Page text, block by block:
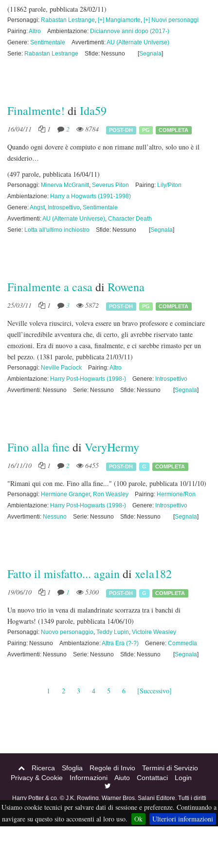
(11862 parole, pubblicata 28/02/11)
Personaggi: Rabastan Lestrange, [+] Mangiamorte, [+] Nuovi personaggi
Pairing:Altro Ambientazione: Diciannove anni dopo (2017-)
Genere: Sentimentale Avvertimenti:AU (Alternate Universe)
Serie: Rabastan Lestrange Sfide: Nessuno [Segnala]
Finalmente! di Ida59
16/04/11 1 2 8784 POST-DH PG COMPLETA
Quando ogni dovere è compiuto e non rimane null’altro, solo uno è il
desiderio…
(497 parole, pubblicata 16/04/11)
Personaggi: Minerva McGranitt, Severus Piton Pairing: Lily/Piton
Ambientazione: Harry a Hogwarts (1991-1998)
Genere:Angst, Introspettivo, Sentimentale
Avvertimenti:AU (Alternate Universe), Character Death
Serie: Lotta all'ultimo inchiostro Sfide: Nessuno [Segnala]
Finalmente a casadi Rowena
25/03/11 1 3 5872 POST-DH PG COMPLETA
Neville voleva riuscirci, voleva essere un bravo professore e cominciare
quell’incredibile avventura che, di certo, gli avrebbe riservato tante
emozioni. Era di nuovo a casa, finalmente, e ci sarebbe rimasto per un
bel pezzo. (1381 parole, pubblicata 21/03/11)
Personaggi: Neville Paciock Pairing:Altro
Ambientazione: Harry Post-Hogwarts (1998-) Genere: Introspettivo
Avvertimenti: Nessuno
Serie: Nessuno Sfide: Nessuno [Segnala]
Fino alla fine di VeryHermy
16/11/10 1 2 6455 POST-DH G COMPLETA
"Rimani qui con me. Fino alla fine..." (100 parole, pubblicata 10/11/10)
Personaggi: Hermione Granger, Ron Weasley Pairing: Hermione/Ron
Ambientazione: Harry Post-Hogwarts (1998-) Genere: Introspettivo
Avvertimenti: Nessuno Serie: Nessuno Sfide: Nessuno [Segnala]
Fatto il misfatto... againdi xela182
19/06/10 1 1 5300 POST-DH G COMPLETA
Un nuovo trio in vena di malandrinate scorrazza tra i banchi di
Hogwarts! (1349 parole, pubblicata 14/06/10)
Personaggi: Nuovo personaggio, Teddy Lupin, Victoire Weasley
Pairing: Nessuno
Ambientazione:Altra Era (?-?) Genere: Commedia
Avvertimenti: Nessuno
Serie: Nessuno Sfide: Nessuno [Segnala]
1 2 3 4 5 6 [Successivo]
Ricerca Sfoglia Regole di Invio
Termini di Servizio
Privacy & Cookie
Informazioni Aiuto Contattaci Login
Harry Potter & co. © J.K. Rowling, Warner Bros, Salani Editore. Tutti i diritti
riservati. Acciofanfiction © 2004-2016. Questo sito non è a scopo di lucro,
tutti i materiali in esso contenuti sono stati creati per puro divertimento, e
sono proprietà dei rispettivi autori, non pubblicabili altrove senza esplicito
Usiamo cookie tecnici per salvare dati di sessione e preferenze. Continuando a
navigare su questo sito acconsenti al loro uso.
Ok Ulteriori informazioni